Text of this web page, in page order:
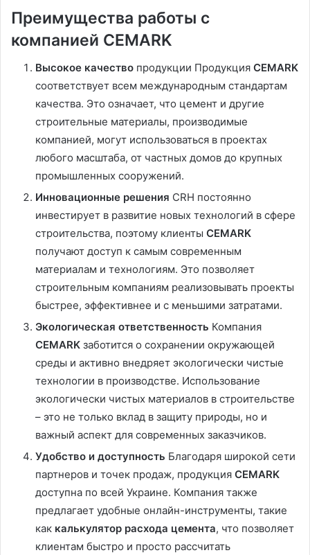
Преимущества работы с
компанией CEMARK
Высокое качество продукции Продукция CEMARK
соответствует всем международным стандартам
качества. Это означает, что цемент и другие
строительные материалы, производимые
компанией, могут использоваться в проектах
любого масштаба, от частных домов до крупных
промышленных сооружений.
Инновационные решения CRH постоянно
инвестирует в развитие новых технологий в сфере
строительства, поэтому клиенты CEMARK
получают доступ к самым современным
материалам и технологиям. Это позволяет
строительным компаниям реализовывать проекты
быстрее, эффективнее и с меньшими затратами.
Экологическая ответственность Компания
CEMARK заботится о сохранении окружающей
среды и активно внедряет экологически чистые
технологии в производстве. Использование
экологически чистых материалов в строительстве
– это не только вклад в защиту природы, но и
важный аспект для современных заказчиков.
Удобство и доступность Благодаря широкой сети
партнеров и точек продаж, продукция CEMARK
доступна по всей Украине. Компания также
предлагает удобные онлайн-инструменты, такие
как калькулятор расхода цемента, что позволяет
клиентам быстро и просто рассчитать